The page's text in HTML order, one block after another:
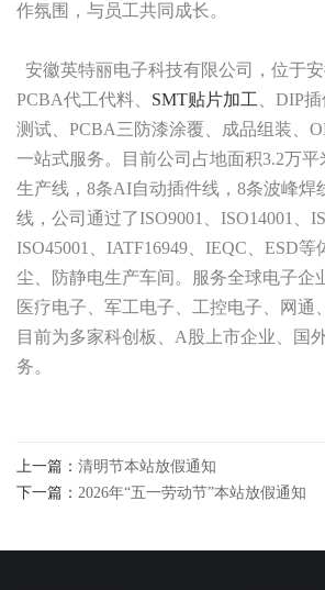
作氛围，与员工共同成长。
安徽英特丽电子科技有限公司，位于
PCBA代工代料、 SMT贴片加工
、DIP
测试、PCBA三防漆涂覆、成品组装、
一站式服务。目前公司占地面积3.2万平
生产线，8条AI自动插件线，8条波峰焊
线，公司通过了ISO9001、ISO14001、
ISO45001、IATF16949、IEQC、ESD
尘、防静电生产车间。服务全球电子企
医疗电子、军工电子、工控电子、网通
目前为多家科创板、A股上市企业、国
务。
上一篇： 清明节本站放假通知
下一篇： 2026年“五一劳动节”本站放假通知